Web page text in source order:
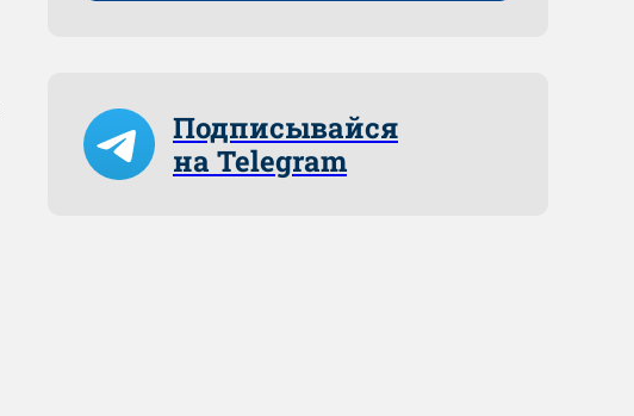
Подписывайся
на Telegram